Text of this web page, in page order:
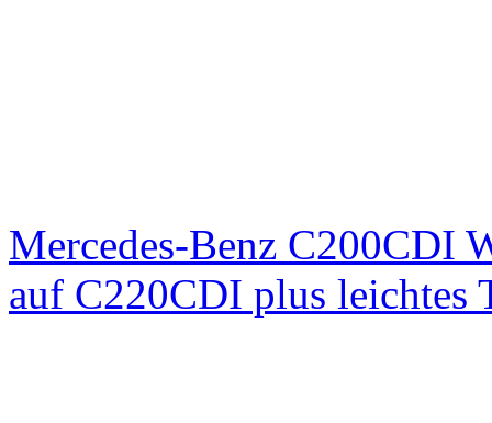
Mercedes-Benz C200CDI
auf C220CDI plus